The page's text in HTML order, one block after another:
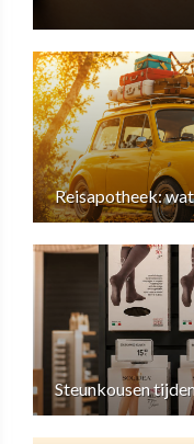
Reisapotheek:
Steunkousen